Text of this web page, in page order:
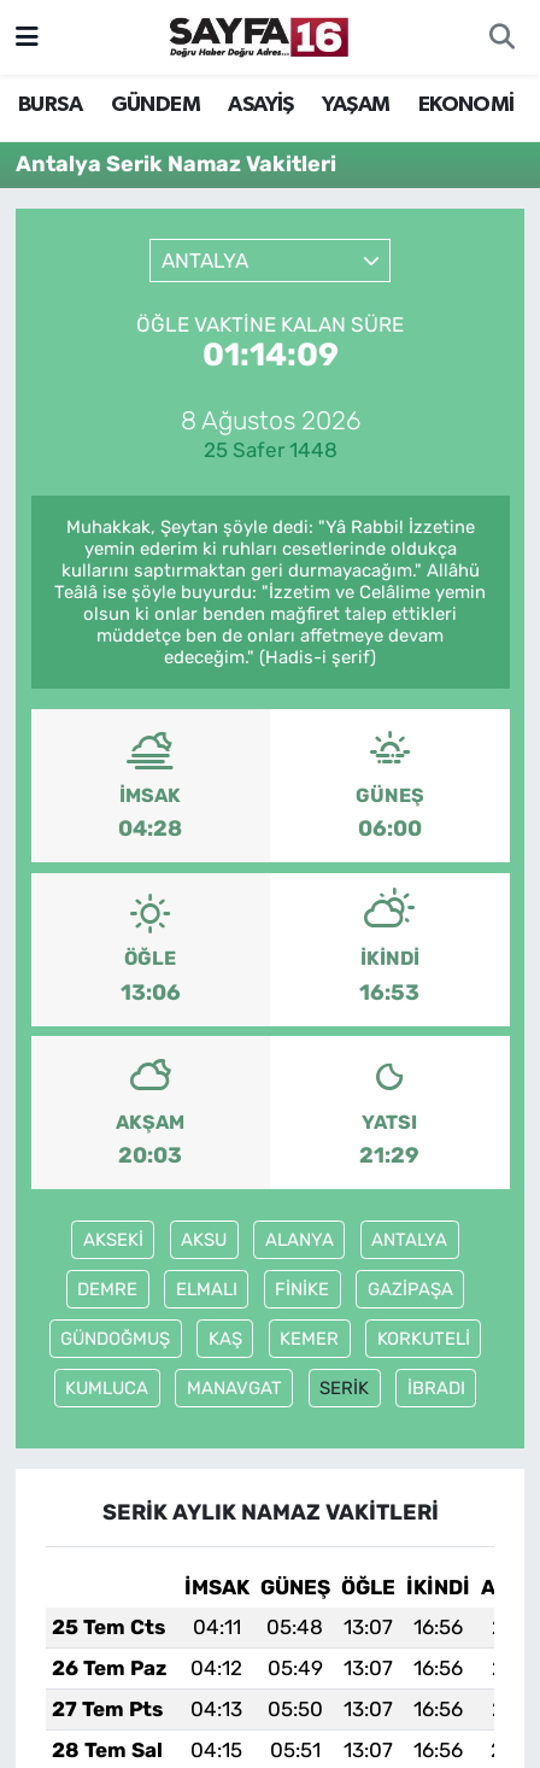
BURSA GÜNDEM ASAYİŞ YAŞAM EKONOMİ
Antalya Serik Namaz Vakitleri
ANTALYA
ÖĞLE VAKTINE KALAN SÜRE
01:14:09
8 Ağustos 2026
25 Safer 1448
Muhakkak, Şeytan şöyle dedi: "Yâ Rabbi! İzzetine
yemin ederim ki ruhları cesetlerinde oldukça
kullarını saptırmaktan geri durmayacağım." Allâhü
Teâlâ ise şöyle buyurdu: "İzzetim ve Celâlime yemin
olsun ki onlar benden mağfiret talep ettikleri
müddetçe ben de onları affetmeye devam
edeceğim." (Hadis-i şerif)
İMSAK
04:28
GÜNEŞ
06:00
ÖĞLE
13:06
İKINDI
16:53
AKŞAM
20:03
YATSI
21:29
AKSEKİ AKSU ALANYA ANTALYA
DEMRE ELMALI FİNİKE GAZİPAŞA
GÜNDOĞMUŞ KAŞ KEMER KORKUTELİ
KUMLUCA MANAVGAT SERİK İBRADI
SERİK AYLIK NAMAZ VAKITLERI
İMSAK GÜNEŞ ÖĞLE İKINDI
25 Tem Cts
04:11 05:48 13:07 16:56
26 Tem Paz
04:12 05:49 13:07 16:56
27 Tem Pts
04:13 05:50 13:07 16:56
28 Tem Sal
04:15 05:51 13:07 16:56
ÖZEL HABER
İNCELEME
MAGAZİN
DÜNYA
EĞİTİM
SAĞLIK
TV REHBERİ
Hava Durumu
Trafik Durumu
TFF 2.Lig Beyaz Grup Puan Durumu ve Fikstür
Tüm Manşetler
Son Dakika Haberleri